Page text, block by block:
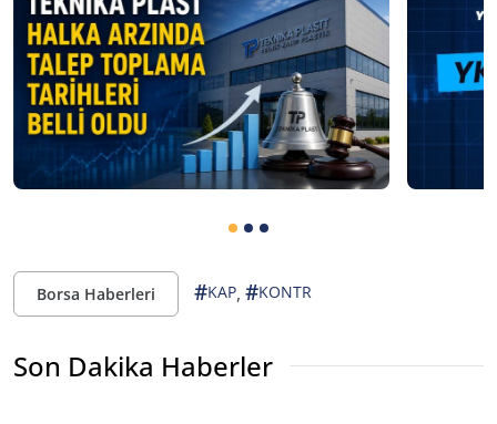
Borsa Haberleri #KAP, #KONTR
Son Dakika Haberler